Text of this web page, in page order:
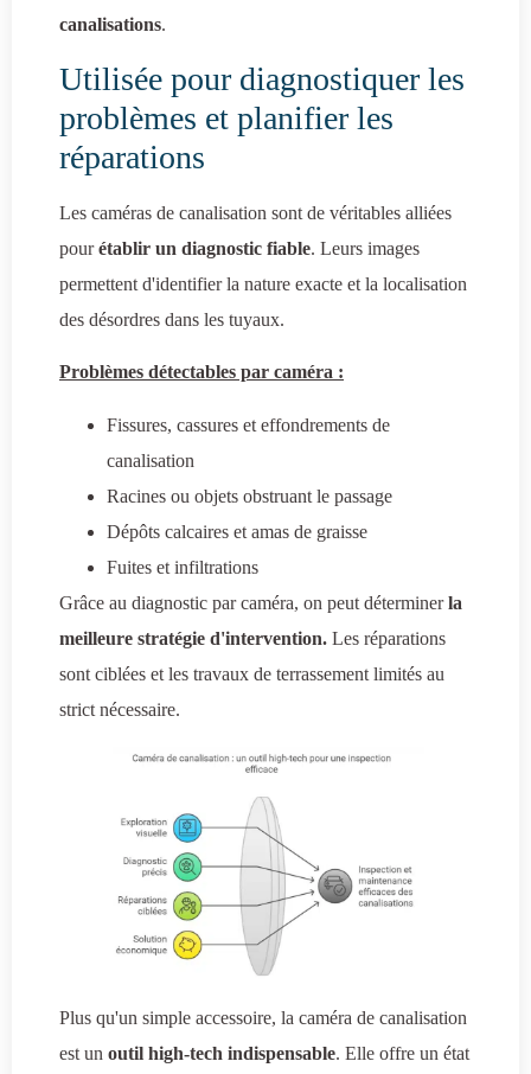
canalisations.
Utilisée pour diagnostiquer les
problèmes et planifier les
réparations
Les caméras de canalisation sont de véritables alliées
pourétablir un diagnostic fiable. Leurs images
permettent d'identifier la nature exacte et la localisation
des désordres dans les tuyaux.
Problèmes détectables par caméra :
Fissures, cassures et effondrements de
canalisation
Racines ou objets obstruant le passage
Dépôts calcaires et amas de graisse
Fuites et infiltrations
Grâce au diagnostic par caméra, on peut déterminerla
meilleure stratégie d'intervention. Les réparations
sont ciblées et les travaux de terrassement limités au
strict nécessaire.
Plus qu'un simple accessoire, la caméra de canalisation
est un outil high-tech indispensable. Elle offre un état